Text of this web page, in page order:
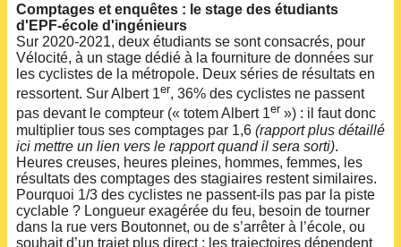
Comptages et enquêtes : le stage des étudiants
d'EPF-école d'ingénieurs
Sur 2020-2021, deux étudiants se sont consacrés, pour
Vélocité, à un stage dédié à la fourniture de données sur
les cyclistes de la métropole. Deux séries de résultats en
ressortent. Sur Albert 1er, 36% des cyclistes ne passent
pas devant le compteur (« totem Albert 1er ») : il faut donc
multiplier tous ses comptages par 1,6 (rapport plus détaillé
ici mettre un lien vers le rapport quand il sera sorti).
Heures creuses, heures pleines, hommes, femmes, les
résultats des comptages des stagiaires restent similaires.
Pourquoi 1/3 des cyclistes ne passent-ils pas par la piste
cyclable ? Longueur exagérée du feu, besoin de tourner
dans la rue vers Boutonnet, ou de s’arrêter à l’école, ou
souhait d’un trajet plus direct : les trajectoires dépendent